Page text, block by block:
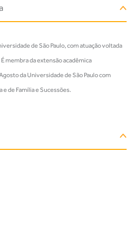
de São Paulo, com atuação voltada
membra da extensão acadêmica
da Universidade de São Paulo com
de Família e Sucessões.